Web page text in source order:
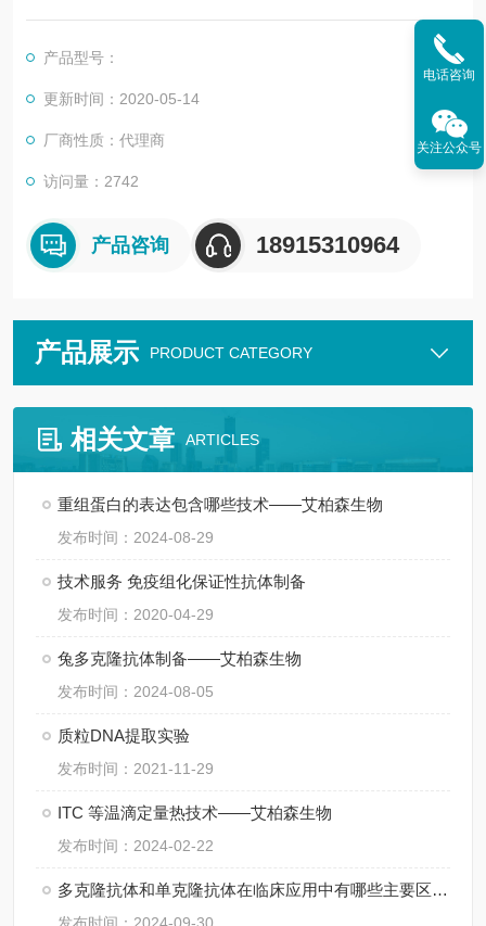
D单层培养，该3D培养法的生长条件可以更准确地反映出癌细胞
的自然生长环境，因此动物实验进行之前的软琼脂法实验是至关
重要的。 实验前，将细胞（用致癌物质或致癌物抑制剂处理的）
于软琼脂培养21-28天。而后，克隆子可经细胞染色法进行形态
产品型号：
更新时间：2020-05-14
厂商性质：代理商
访问量：2742
产品咨询 18915310964
产品展示 PRODUCT CATEGORY
相关文章 ARTICLES
重组蛋白的表达包含哪些技术——艾柏森生物
发布时间：2024-08-29
技术服务 免疫组化保证性抗体制备
发布时间：2020-04-29
兔多克隆抗体制备——艾柏森生物
发布时间：2024-08-05
质粒DNA提取实验
发布时间：2021-11-29
ITC 等温滴定量热技术——艾柏森生物
发布时间：2024-02-22
多克隆抗体和单克隆抗体在临床应用中有哪些主要区别？
电话咨询
关注公众号